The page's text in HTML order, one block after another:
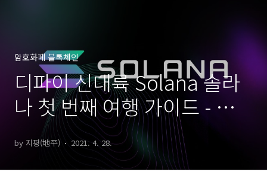
암호화폐 블록체인
디파이 신대륙 Solana 솔라
나 첫 번째 여행 가이드 - 지갑
만들기에서 이자농사까지
by 지평(地平) 2021. 4. 28.